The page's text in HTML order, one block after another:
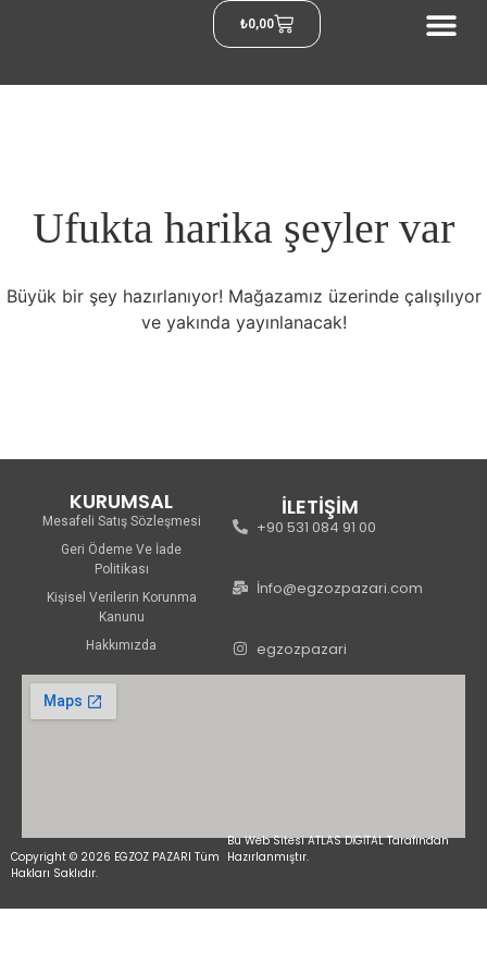
₺0,00
Ufukta harika şeyler var
Büyük bir şey hazırlanıyor! Mağazamız üzerinde çalışılıyor
ve yakında yayınlanacak!
KURUMSAL
Mesafeli Satış Sözleşmesi
Geri Ödeme Ve İade
Politikası
Kişisel Verilerin Korunma
Kanunu
Hakkımızda
İLETİŞİM
+90 531 084 91 00
İnfo@egzozpazari.com
egzozpazari
Copyright © 2026 EGZOZ PAZARI Tüm
Hakları Saklıdır.
Bu Web Sitesi ATLAS DİGİTAL Tarafından
Hazırlanmıştır.